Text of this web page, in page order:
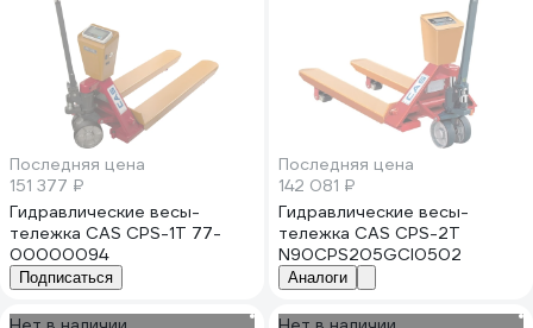
Последняя цена
151 377 ₽
Гидравлические весы-
тележка CAS CPS-1T 77-
00000094
Подписаться
Последняя цена
142 081 ₽
Гидравлические весы-
тележка CAS CPS-2T
N90CPS205GCI0502
Аналоги